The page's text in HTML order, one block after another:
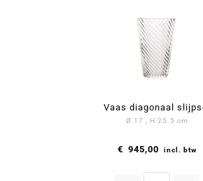
Vaas diagonaal
Ø 17 , H 25.5 cm
€ 945,00 incl. btw